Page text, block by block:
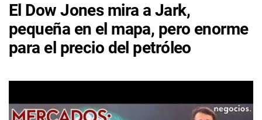
El Dow Jones mira a Jark,
pequeña en el mapa, pero enorme
para el precio del petróleo